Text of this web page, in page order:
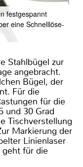
festgespannt
eine Schnelllöse-
Stahlbügel zur
angebracht.
Bügel, der
Für die
für die
und 30 Grad
Tischverstellung
Markierung der
Linienlaser
für die